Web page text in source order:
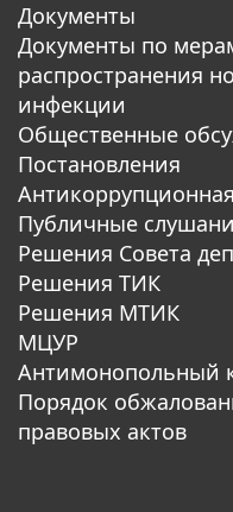
Документы
Документы по
распространения
инфекции
Общественные
Постановления
Публичные
Решения Совета
Решения ТИК
Решения МТИК
МЦУР
Антимонопольный
Порядок
правовых актов